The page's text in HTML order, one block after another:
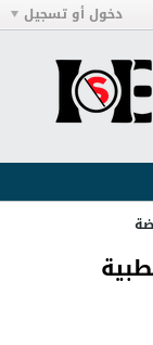
دخول أو تسجيل